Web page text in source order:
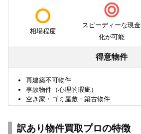
相場程度
スピーディーな現金
化が可能
得意物件
再建築不可物件
事故物件（心理的瑕疵）
空き家・ゴミ屋敷・築古物件
訳あり物件買取プロの特徴